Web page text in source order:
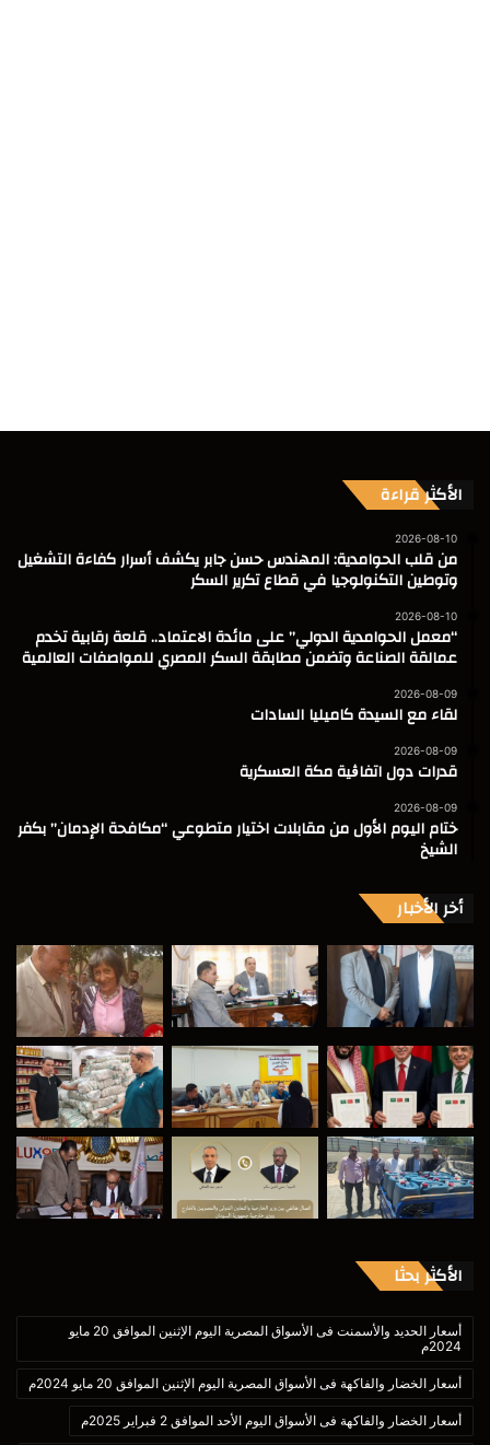
الأكثر قراءة
2026-08-10
من قلب الحوامدية: المهندس حسن جابر يكشف أسرار كفاءة التشغيل
وتوطين التكنولوجيا في قطاع تكرير السكر
2026-08-10
“معمل الحوامدية الدولي” على مائدة الاعتماد.. قلعة رقابية تخدم
عمالقة الصناعة وتضمن مطابقة السكر المصري للمواصفات العالمية
2026-08-09
لقاء مع السيدة كاميليا السادات
2026-08-09
قدرات دول اتفاڨية مكة العسكرية
2026-08-09
ختام اليوم الأول من مقابلات اختيار متطوعي “مكافحة الإدمان” بكفر
الشيخ
أخر الأخبار
الأكثر بحثا
أسعار الحديد والأسمنت فى الأسواق المصرية اليوم الإثنين الموافق 20 مايو
2024م
أسعار الخضار والفاكهة فى الأسواق المصرية اليوم الإثنين الموافق 20 مايو 2024م
أسعار الخضار والفاكهة فى الأسواق اليوم الأحد الموافق 2 فبراير 2025م